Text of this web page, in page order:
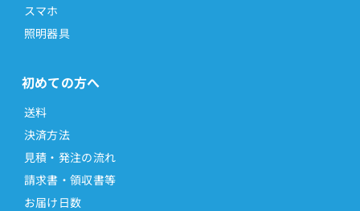
スマホ
照明器具
初めての方へ
送料
決済方法
見積・発注の流れ
請求書・領収書等
お届け日数